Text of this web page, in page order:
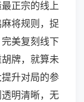
正宗的线上
将规则，捉
美复刻线下
牌，就算未
升对局的参
明清晰，无